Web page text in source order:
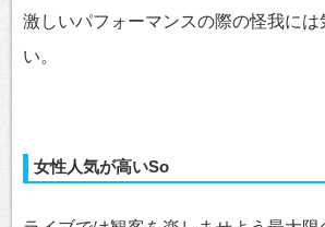
激しいパフォーマンスの際の怪我には
い。
女性人気が高いSo